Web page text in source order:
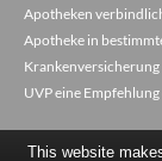
Apotheken
Apotheke in
Krankenversicherung
UVP eine
This website